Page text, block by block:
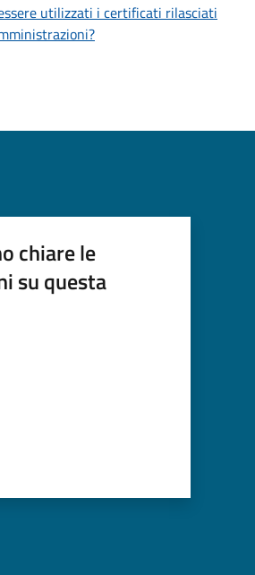
utilizzati i certificati rilasciati
chiare le
su questa